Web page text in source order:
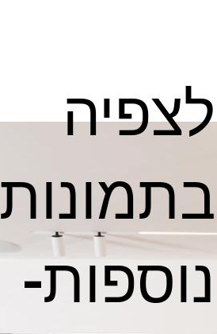
לצפיה
בתמונות
נוספות-